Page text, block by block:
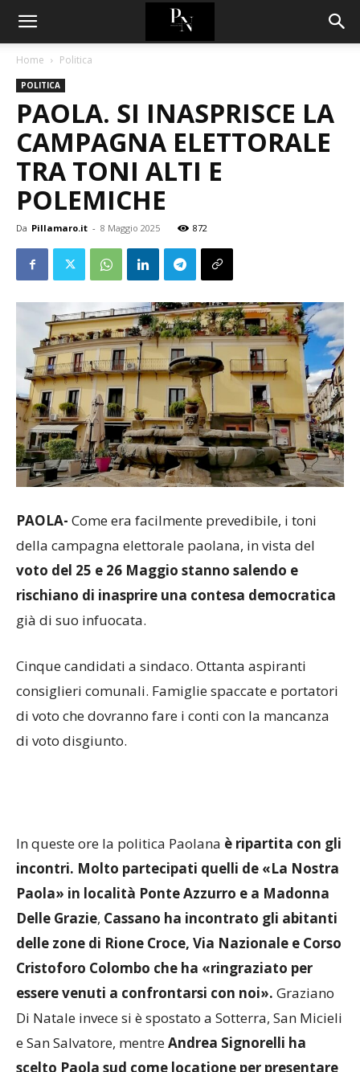
Home Politica
POLITICA
PAOLA. SI INASPRISCE LA
CAMPAGNA ELETTORALE
TRA TONI ALTI E
POLEMICHE
Da Pillamaro.it - 8 Maggio 2025 872
PAOLA- Come era facilmente prevedibile, i toni
della campagna elettorale paolana, in vista del
voto del 25 e 26 Maggio stanno salendo e
rischiano di inasprire una contesa democratica
già di suo infuocata.
Cinque candidati a sindaco. Ottanta aspiranti
consiglieri comunali. Famiglie spaccate e portatori
di voto che dovranno fare i conti con la mancanza
di voto disgiunto.
In queste ore la politica Paolana è ripartita con gli
incontri. Molto partecipati quelli de «La Nostra
Paola» in località Ponte Azzurro e a Madonna
Delle Grazie, Cassano ha incontrato gli abitanti
delle zone di Rione Croce, Via Nazionale e Corso
Cristoforo Colombo che ha «ringraziato per
essere venuti a confrontarsi con noi». Graziano
Di Natale invece si è spostato a Sotterra, San Micieli
e San Salvatore, mentreAndrea Signorelli ha
scelto Paola sud come locatione per presentare